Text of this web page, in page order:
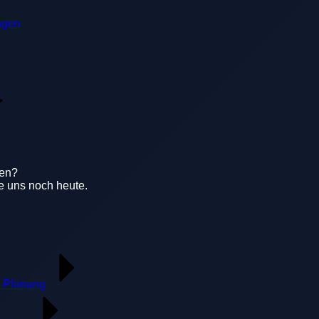
uns noch heute.
Planung